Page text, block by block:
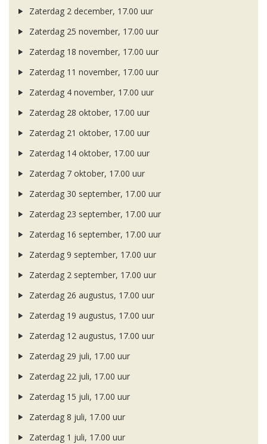
Zaterdag 2 december, 17.00 uur
Zaterdag 25 november, 17.00 uur
Zaterdag 18 november, 17.00 uur
Zaterdag 11 november, 17.00 uur
Zaterdag 4 november, 17.00 uur
Zaterdag 28 oktober, 17.00 uur
Zaterdag 21 oktober, 17.00 uur
Zaterdag 14 oktober, 17.00 uur
Zaterdag 7 oktober, 17.00 uur
Zaterdag 30 september, 17.00 uur
Zaterdag 23 september, 17.00 uur
Zaterdag 16 september, 17.00 uur
Zaterdag 9 september, 17.00 uur
Zaterdag 2 september, 17.00 uur
Zaterdag 26 augustus, 17.00 uur
Zaterdag 19 augustus, 17.00 uur
Zaterdag 12 augustus, 17.00 uur
Zaterdag 29 juli, 17.00 uur
Zaterdag 22 juli, 17.00 uur
Zaterdag 15 juli, 17.00 uur
Zaterdag 8 juli, 17.00 uur
Zaterdag 1 juli, 17.00 uur